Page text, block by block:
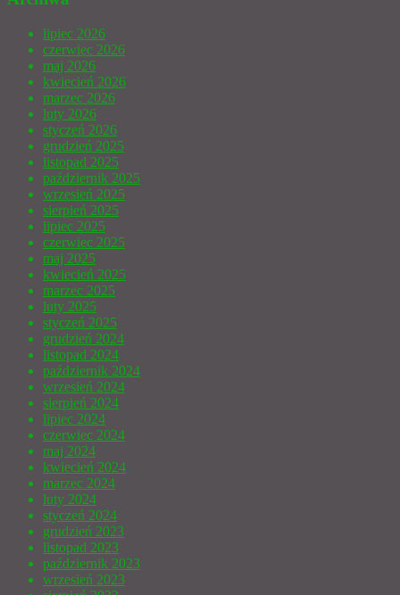
lipiec 2026
czerwiec 2026
maj 2026
kwiecień 2026
marzec 2026
luty 2026
styczeń 2026
grudzień 2025
listopad 2025
październik 2025
wrzesień 2025
sierpień 2025
lipiec 2025
czerwiec 2025
maj 2025
kwiecień 2025
marzec 2025
luty 2025
styczeń 2025
grudzień 2024
listopad 2024
październik 2024
wrzesień 2024
sierpień 2024
lipiec 2024
czerwiec 2024
maj 2024
kwiecień 2024
marzec 2024
luty 2024
styczeń 2024
grudzień 2023
listopad 2023
październik 2023
wrzesień 2023